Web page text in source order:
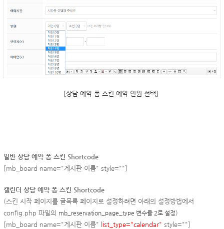
[상담 예약 폼 스킨 예약 인원 선택]
일반 상담 예약 폼 스킨 Shortcode
[mb_board name="게시판 이름" style=""]
캘린더 상담 예약 폼 스킨 Shortcode
(스킨 시작 페이지를 글목록 페이지로 설정하려면 아래의 설정방법에서
config.php 파일의 mb_reservation_page_type 변수를 2로 설정)
[mb_board name="게시판 이름" list_type="calendar" style=""]